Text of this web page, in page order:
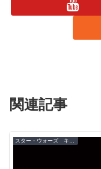
関連記事
スター・ウォーズ キャンペーン